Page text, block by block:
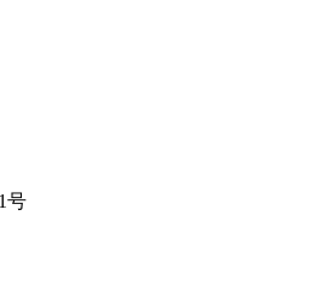
号